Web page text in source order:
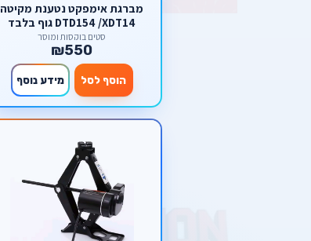
מברגת אימפקט נטענת מקיטה
DTD154 /XDT14 גוף בלבד
סטים בוקסות ומוסך
₪550
הוסף לסל מידע נוסף